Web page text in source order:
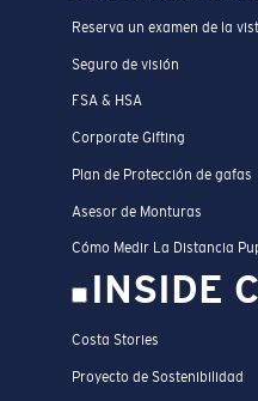
Reserva un examen de la
Seguro de visión
FSA & HSA
Corporate Gifting
Plan de Protección de gafas
Asesor de Monturas
Cómo Medir La Distancia
INSIDE
Costa Stories
Proyecto de Sostenibilidad